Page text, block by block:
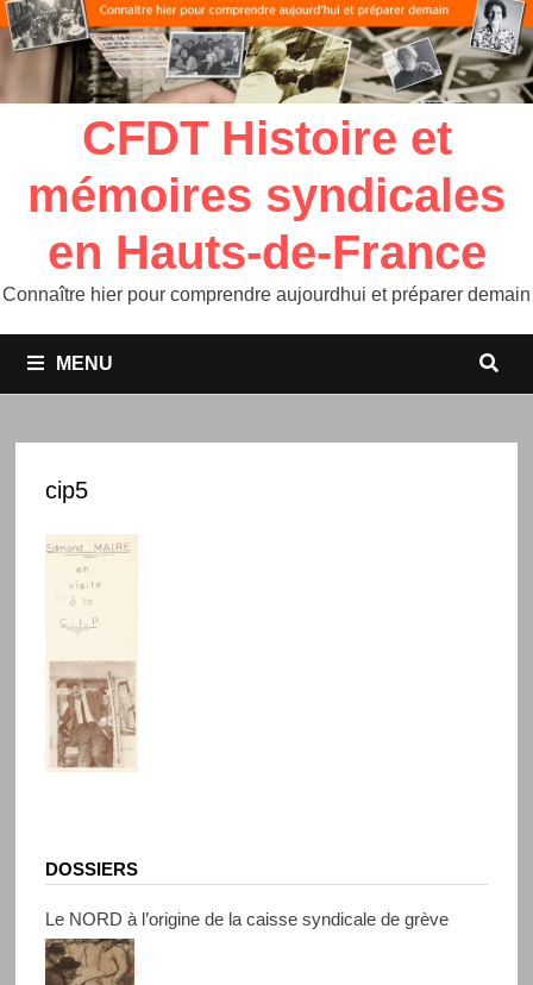
CFDT Histoire et
mémoires syndicales
en Hauts-de-France
Connaître hier pour comprendre aujourdhui et préparer demain
MENU
cip5
DOSSIERS
Le NORD à l’origine de la caisse syndicale de grève